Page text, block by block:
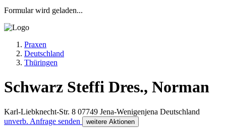
Formular wird geladen...
Praxen
Deutschland
Thüringen
Schwarz Steffi Dres., Norman
Karl-Liebknecht-Str. 8 07749 Jena-Wenigenjena Deutschland
unverb. Anfrage senden
weitere Aktionen